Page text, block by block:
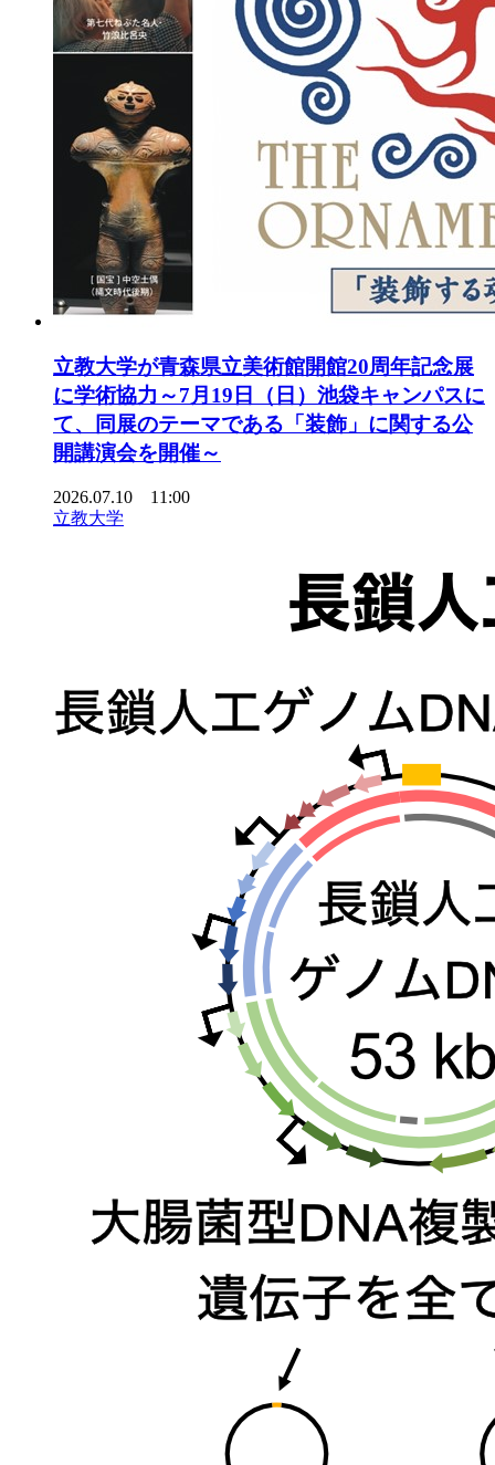
立教大学が青森県立美術館開館20周年記念展
に学術協力～7月19日（日）池袋キャンパスに
て、同展のテーマである「装飾」に関する公
開講演会を開催～
2026.07.10 11:00
立教大学